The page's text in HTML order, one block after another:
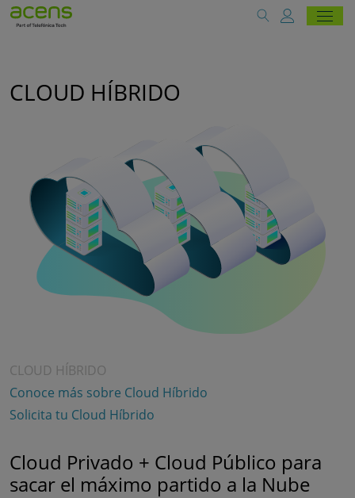
CLOUD HÍBRIDO
CLOUD HÍBRIDO
Conoce más sobre Cloud Híbrido
Solicita tu Cloud Híbrido
Cloud Privado + Cloud Público para
sacar el máximo partido a la Nube